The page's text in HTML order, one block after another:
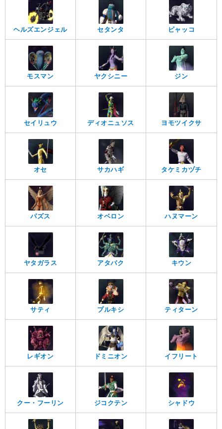
ヘルズエンジェル セタンタ ビャッコ
モスマン ヤクシニー ジン
セイリュウ ディオニュソス ヨモツイクサ
オセ サカハギ タケミカヅチ
パズス オベロン ハヌマーン
ヤタガラス アタバク キウン
サティ プルキシ ティターン
レギオン ドミニオン イフリート
クー・フーリン ジコクテン シャドウ